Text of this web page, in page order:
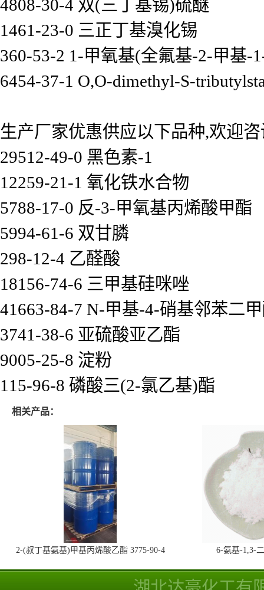
4808-30-4 双(三丁基锡)硫醚
1461-23-0 三正丁基溴化锡
360-53-2 1-甲氧基(全氟基-2-甲基-
6454-37-1 O,O-dimethyl-S-
生产厂家优惠供应以下品种,欢迎
29512-49-0 黑色素-1
12259-21-1 氧化铁水合物
5788-17-0 反-3-甲氧基丙烯酸甲酯
5994-61-6 双甘膦
298-12-4 乙醛酸
18156-74-6 三甲基硅咪唑
41663-84-7 N-甲基-4-硝基邻苯二
3741-38-6 亚硫酸亚乙酯
9005-25-8 淀粉
115-96-8 磷酸三(2-氯乙基)酯
相关产品：
2-(叔丁基氨基)甲基丙烯酸乙酯 3775-90-4 6-氨基-1,3-